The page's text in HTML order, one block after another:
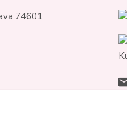
74601